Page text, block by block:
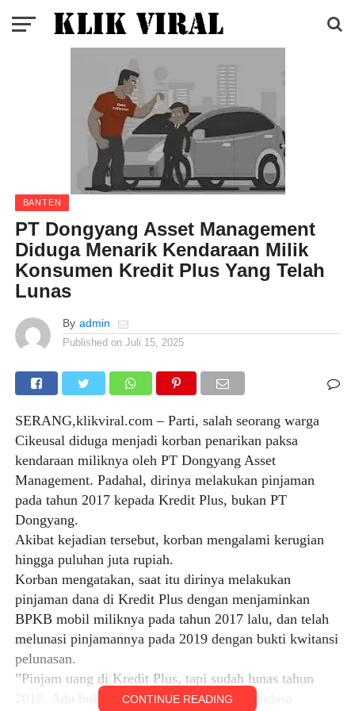
BANTEN
PT Dongyang Asset Management
Diduga Menarik Kendaraan Milik
Konsumen Kredit Plus Yang Telah
Lunas
By admin
Published on Juli 15, 2025
SERANG,klikviral.com – Parti, salah seorang warga
Cikeusal diduga menjadi korban penarikan paksa
kendaraan miliknya oleh PT Dongyang Asset
Management. Padahal, dirinya melakukan pinjaman
pada tahun 2017 kepada Kredit Plus, bukan PT
Dongyang.
Akibat kejadian tersebut, korban mengalami kerugian
hingga puluhan juta rupiah.
Korban mengatakan, saat itu dirinya melakukan
pinjaman dana di Kredit Plus dengan menjaminkan
BPKB mobil miliknya pada tahun 2017 lalu, dan telah
melunasi pinjamannya pada 2019 dengan bukti kwitansi
pelunasan.
”Pinjam uang di Kredit Plus, tapi sudah lunas tahun
2018. Ada bukti pelunasan nya,’ ujarnya, Selasa
CONTINUE READING